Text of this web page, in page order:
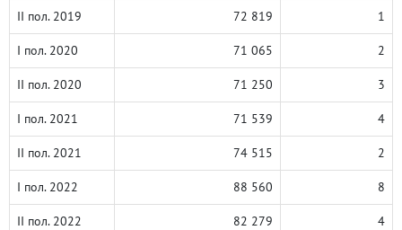
II пол. 2019 72 819 1
I пол. 2020 71 065 2
II пол. 2020 71 250 3
I пол. 2021 71 539 4
II пол. 2021 74 515 2
I пол. 2022 88 560 8
II пол. 2022 82 279 4